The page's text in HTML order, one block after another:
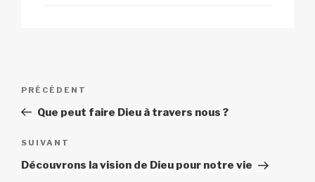
Navigation
l’article
Article
précédent
PRÉCÉDENT
Que peut faire Dieu à travers nous ?
Article
suivant
SUIVANT
Découvrons la vision de Dieu pour notre vie